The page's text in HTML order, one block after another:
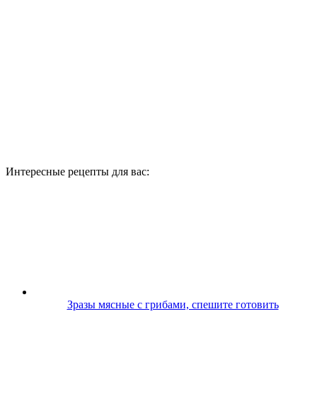
Интересные рецепты для вас:
Зразы мясные с грибами, спешите готовить